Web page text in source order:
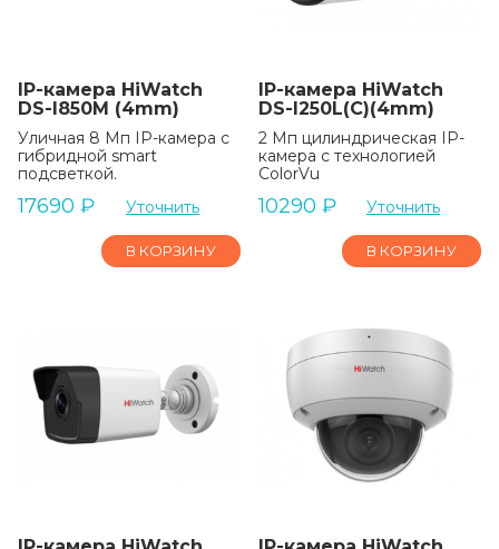
IP-камера HiWatch
DS-I850M (4mm)
Уличная 8 Мп IP-камера с
гибридной smart
подсветкой.
17690 ₽ Уточнить
В КОРЗИНУ
IP-камера HiWatch
DS-I250L(C)(4mm)
2 Мп цилиндрическая IP-
камера с технологией
ColorVu
10290 ₽ Уточнить
В КОРЗИНУ